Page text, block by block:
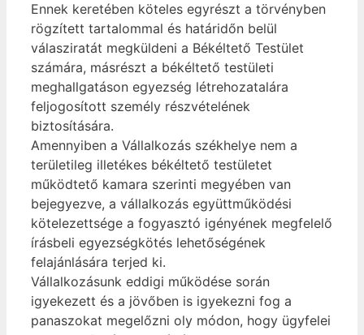
Ennek keretében köteles egyrészt a törvényben
rögzített tartalommal és határidőn belül
válasziratát megküldeni a Békéltető Testület
számára, másrészt a békéltető testületi
meghallgatáson egyezség létrehozatalára
feljogosított személy részvételének
biztosítására.
Amennyiben a Vállalkozás székhelye nem a
területileg illetékes békéltető testületet
működtető kamara szerinti megyében van
bejegyezve, a vállalkozás együttműködési
kötelezettsége a fogyasztó igényének megfelelő
írásbeli egyezségkötés lehetőségének
felajánlására terjed ki.
Vállalkozásunk eddigi működése során
igyekezett és a jövőben is igyekezni fog a
panaszokat megelőzni oly módon, hogy ügyfelei